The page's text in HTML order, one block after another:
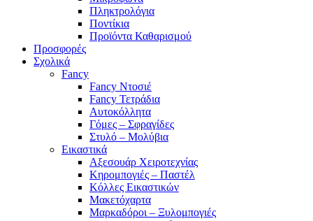
Πληκτρολόγια
Ποντίκια
Προϊόντα Καθαρισμού
Προσφορές
Σχολικά
Fancy
Fancy Ντοσιέ
Fancy Τετράδια
Αυτοκόλλητα
Γόμες – Σφραγίδες
Στυλό – Μολύβια
Εικαστικά
Αξεσουάρ Χειροτεχνίας
Κηρομπογιές – Παστέλ
Κόλλες Εικαστικών
Μακετόχαρτα
Μαρκαδόροι – Ξυλομπογιές